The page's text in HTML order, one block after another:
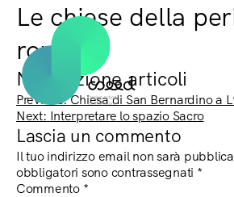
Le chiese della
romana
Navigazione articoli
Previous:Chiesa di San Bernardino a
Next: Interpretare lo spazio Sacro
Lascia un commento
Il tuo indirizzo email non sarà
obbligatori sono contrassegnati *
Commento *